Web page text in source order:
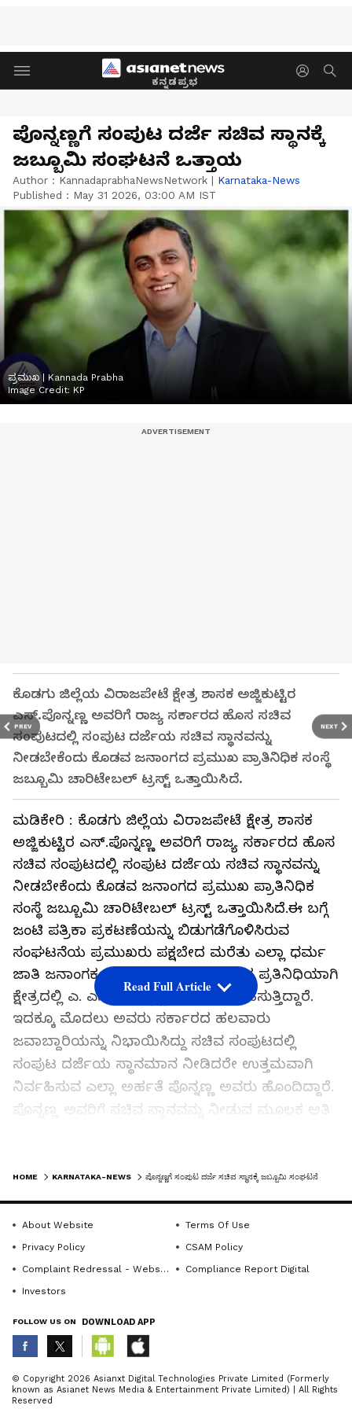
ಕನ್ನಡಪ್ರಭ
PREV NEXT
ಪೊನ್ನಣ್ಣಗೆ ಸಂಪುಟ ದರ್ಜೆ ಸಚಿವ ಸ್ಥಾನಕ್ಕೆ
ಜಬ್ಬೂಮಿ ಸಂಘಟನೆ ಒತ್ತಾಯ
Author : KannadaprabhaNewsNetwork | Karnataka-News
Published : May 31 2026, 03:00 AM IST
ಪ್ರಮುಖ | Kannada Prabha
Image Credit: KP
ಕೊಡಗು ಜಿಲ್ಲೆಯ ವಿರಾಜಪೇಟೆ ಕ್ಷೇತ್ರ ಶಾಸಕ ಅಜ್ಜಿಕುಟ್ಟಿರ
ಎಸ್.ಪೊನ್ನಣ್ಣ ಅವರಿಗೆ ರಾಜ್ಯ ಸರ್ಕಾರದ ಹೊಸ ಸಚಿವ
ಸಂಪುಟದಲ್ಲಿ ಸಂಪುಟ ದರ್ಜೆಯ ಸಚಿವ ಸ್ಥಾನವನ್ನು
ನೀಡಬೇಕೆಂದು ಕೊಡವ ಜನಾಂಗದ ಪ್ರಮುಖ ಪ್ರಾತಿನಿಧಿಕ ಸಂಸ್ಥೆ
ಜಬ್ಬೂಮಿ ಚಾರಿಟೇಬಲ್ ಟ್ರಸ್ಟ್ ಒತ್ತಾಯಿಸಿದೆ.
ಮಡಿಕೇರಿ : ಕೊಡಗು ಜಿಲ್ಲೆಯ ವಿರಾಜಪೇಟೆ ಕ್ಷೇತ್ರ ಶಾಸಕ
ಅಜ್ಜಿಕುಟ್ಟಿರ ಎಸ್.ಪೊನ್ನಣ್ಣ ಅವರಿಗೆ ರಾಜ್ಯ ಸರ್ಕಾರದ ಹೊಸ
ಸಚಿವ ಸಂಪುಟದಲ್ಲಿ ಸಂಪುಟ ದರ್ಜೆಯ ಸಚಿವ ಸ್ಥಾನವನ್ನು
ನೀಡಬೇಕೆಂದು ಕೊಡವ ಜನಾಂಗದ ಪ್ರಮುಖ ಪ್ರಾತಿನಿಧಿಕ
ಸಂಸ್ಥೆ ಜಬ್ಬೂಮಿ ಚಾರಿಟೇಬಲ್ ಟ್ರಸ್ಟ್ ಒತ್ತಾಯಿಸಿದೆ.ಈ ಬಗ್ಗೆ
ಜಂಟಿ ಪತ್ರಿಕಾ ಪ್ರಕಟಣೆಯನ್ನು ಬಿಡುಗಡೆಗೊಳಿಸಿರುವ
ಸಂಘಟನೆಯ ಪ್ರಮುಖರು ಪಕ್ಷಬೇದ ಮರೆತು ಎಲ್ಲಾ ಧರ್ಮ
ಜಾತಿ ಜನಾಂಗಕ್ಕೂ ನ್ಯಾಯಯುತವಾಗಿ ಅವರ ಪ್ರತಿನಿಧಿಯಾಗಿ
ಕ್ಷೇತ್ರದಲ್ಲಿ ಎ. ಎಸ್. ಪೊನ್ನಣ್ಣ ಕಾರ್ಯನಿರ್ವಹಿಸುತ್ತಿದ್ದಾರೆ.
ಇದಕ್ಕೂ ಮೊದಲು ಅವರು ಸರ್ಕಾರದ ಹಲವಾರು
ಜವಾಬ್ದಾರಿಯನ್ನು ನಿಭಾಯಿಸಿದ್ದು ಸಚಿವ ಸಂಪುಟದಲ್ಲಿ
ಸಂಪುಟ ದರ್ಜೆಯ ಸ್ಥಾನಮಾನ ನೀಡಿದರೇ ಉತ್ತಮವಾಗಿ
ನಿರ್ವಹಿಸುವ ಎಲ್ಲಾ ಅರ್ಹತೆ ಪೊನ್ನಣ್ಣ ಅವರು ಹೊಂದಿದ್ದಾರೆ.
ಪೊನ್ನಣ್ಣ ಅವರಿಗೆ ಸಚಿವ ಸ್ಥಾನವನ್ನು ನೀಡುವ ಮೂಲಕ ಅತಿ
ಪರಿಗಣಿಸಿದಂತೆ ಆಗುತ್ತದೆ. ಗುಡ್ಡಗಾಡು, ಅತೀ ಹೆಚ್ಚು ಮಳೆ
ಬೀಳುವ, ರಾಜ್ಯದ ವಿಭಿನ್ನ ಪ್ರದೇಶವಾಗಿರುವ ಕೊಡಗಿನ
ಹಲವಾರು ಸೂಕ್ಷ್ಮ ಸಮಸ್ಯೆಗಳನ್ನು ನಿರ್ವಹಿಸಲು ಕೊಡಗು
ಜಿಲ್ಲೆಗೆ ಸಚಿವ ಸ್ಥಾನವನ್ನು ನೀಡಬೇಕಾಗಿದೆ. ಕೊಡವ ಜನಾಂಗದ
ಏಕೈಕ ಶಾಸಕರಾಗಿರುವ ಪೊನ್ನಣ್ಣ ಅವರಿಗೆ ಸಚಿವ ಸ್ಥಾನ
ನೀಡುವ ಮೂಲಕ ಕೊಡಗು ಮತ್ತು ಕೊಡವ ಜನಾಂಗಕ್ಕೂ
ಪ್ರಾತಿನಿದ್ಯ ನೀಡಬೇಕಾಗಿದೆ. ಹಲವಾರು ಅವಧಿಯಿಂದ
ಕೊಡವ ಜನಾಂಗದ ಶಾಸಕರು ಸಚಿವ ಸ್ಥಾನದಿಂದ
ವಂಚಿತವಾಗಿದ್ದಾರೆ. ಇವೆಲ್ಲವನ್ನು ಪರಿಗಣಿಸಿ ಶಾಸಕ ಪೊನ್ನಣ್ಣ
ಅವರಿಗೆ ಸೂಕ್ತ ಸಚಿವ ಸ್ಥಾನವನ್ನು ನೀಡಬೇಕು ಎಂದು ಜಂಟಿ
Read Full Article
ABOUT THE AUTHOR
K KannadaprabhaNewsNetwork
HOME KARNATAKA-NEWS
About Website
Terms Of Use
Privacy Policy
CSAM Policy
Complaint Redressal - Website
Compliance Report Digital
Investors
FOLLOW US ON DOWNLOAD APP
© Copyright 2026 Asianxt Digital Technologies Private Limited (Formerly
known as Asianet News Media & Entertainment Private Limited) | All Rights
Reserved